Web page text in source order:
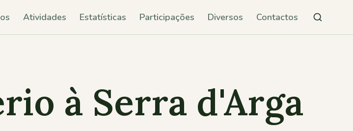
Atividades Estatísticas Participações Diversos Contactos
à Serra d'Arga